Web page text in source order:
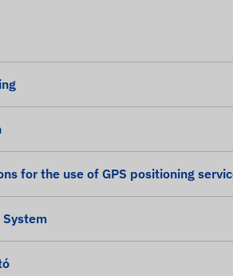
for the use of GPS positioning